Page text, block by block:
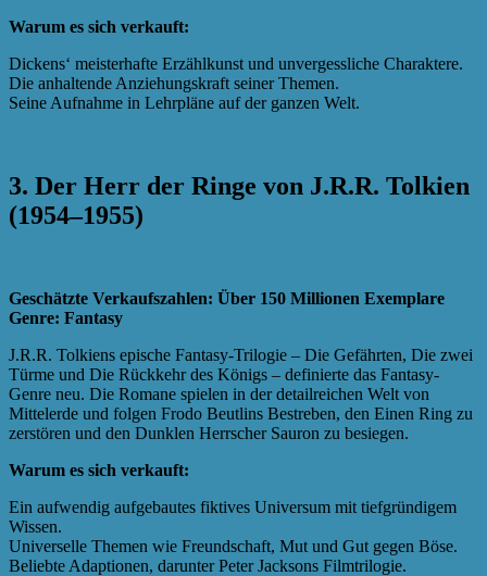
Warum es sich verkauft:
Dickens‘ meisterhafte Erzählkunst und unvergessliche Charaktere.
Die anhaltende Anziehungskraft seiner Themen.
Seine Aufnahme in Lehrpläne auf der ganzen Welt.
3. Der Herr der Ringe von J.R.R. Tolkien
(1954–1955)
Geschätzte Verkaufszahlen: Über 150 Millionen Exemplare
Genre: Fantasy
J.R.R. Tolkiens epische Fantasy-Trilogie – Die Gefährten, Die zwei
Türme und Die Rückkehr des Königs – definierte das Fantasy-
Genre neu. Die Romane spielen in der detailreichen Welt von
Mittelerde und folgen Frodo Beutlins Bestreben, den Einen Ring zu
zerstören und den Dunklen Herrscher Sauron zu besiegen.
Warum es sich verkauft:
Ein aufwendig aufgebautes fiktives Universum mit tiefgründigem
Wissen.
Universelle Themen wie Freundschaft, Mut und Gut gegen Böse.
Beliebte Adaptionen, darunter Peter Jacksons Filmtrilogie.